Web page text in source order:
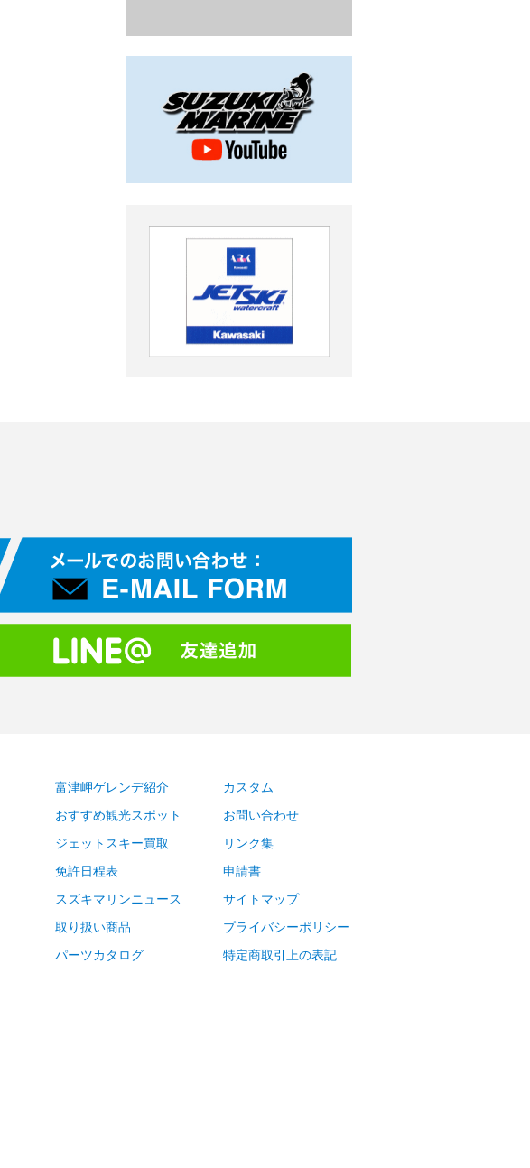
富津岬ゲレンデ紹介
おすすめ観光スポット
ジェットスキー買取
免許日程表
スズキマリンニュース
取り扱い商品
パーツカタログ
カスタム
お問い合わせ
リンク集
申請書
サイトマップ
プライバシーポリシー
特定商取引上の表記